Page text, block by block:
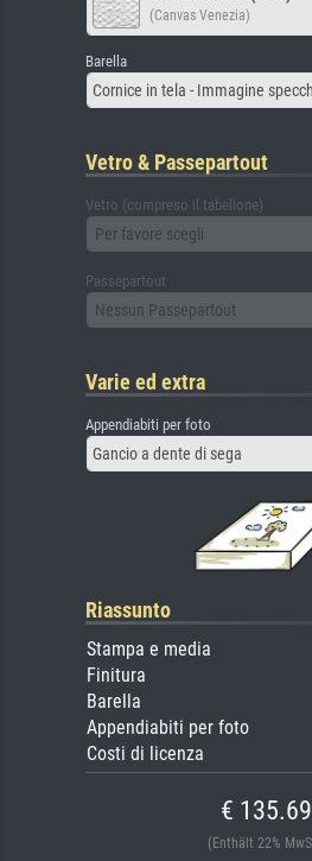
(Canvas Venezia)
Barella
Cornice in tela - Immagine
Vetro & Passepartout
Vetro (compreso il tabellone)
Per favore scegli
Passepartout
Nessun Passepartout
Varie ed extra
Appendiabiti per foto
Gancio a dente di sega
Riassunto
Stampa e media
Finitura
Barella
Appendiabiti per foto
Costi di licenza
€ 135.69
(Enthält 22%